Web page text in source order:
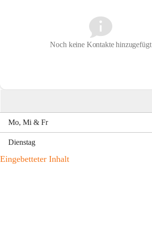
Noch keine Kontakte hinzugefügt
Mo, Mi & Fr
Dienstag
Eingebetteter Inhalt